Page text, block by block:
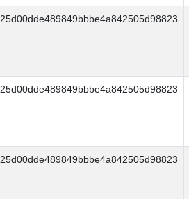
25d00dde489849bbbe4a842505d98823
25d00dde489849bbbe4a842505d98823
25d00dde489849bbbe4a842505d98823